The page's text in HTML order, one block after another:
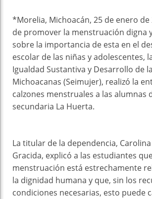
*Morelia, Michoacán, 25 de enero de
de promover la menstruación digna
sobre la importancia de esta en el
escolar de las niñas y adolescentes,
Igualdad Sustantiva y Desarrollo de
Michoacanas (Seimujer), realizó la
calzones menstruales a las alumnas
secundaria La Huerta.
La titular de la dependencia, Carolina
Gracida, explicó a las estudiantes
menstruación está estrechamente
la dignidad humana y que, sin los
condiciones necesarias, esto puede